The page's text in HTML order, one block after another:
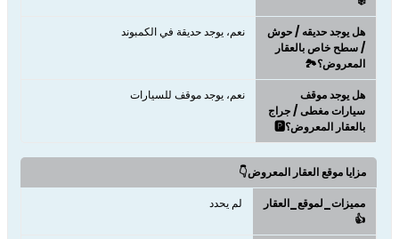
هل يوجد حديقه / حوش
/ سطح خاص بالعقار
المعروض؟🏞️
نعم، يوجد حديقة في الكمبوند
هل يوجد موقف
سيارات مغطى / جراج
بالعقار المعروض؟🅿️
نعم، يوجد موقف للسيارات
مزايا موقع العقار المعروض👇
مميزات_لموقع_العقار
👍
لم يحدد